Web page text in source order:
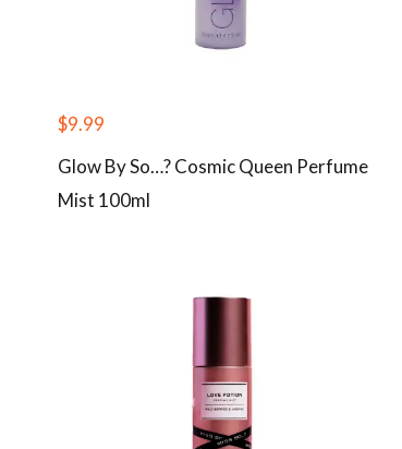
$9.99
Glow By So…? Cosmic Queen Perfume
Mist 100ml